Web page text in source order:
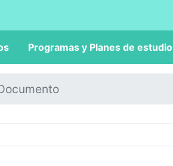
Programas y Planes de estudio